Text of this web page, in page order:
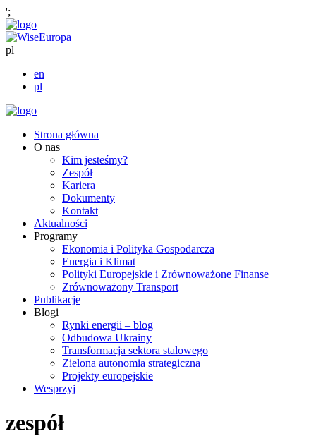
';
pl
en
pl
Strona główna
O nas
Kim jesteśmy?
Zespół
Kariera
Dokumenty
Kontakt
Aktualności
Programy
Ekonomia i Polityka Gospodarcza
Energia i Klimat
Polityki Europejskie i Zrównoważone Finanse
Zrównoważony Transport
Publikacje
Blogi
Rynki energii – blog
Odbudowa Ukrainy
Transformacja sektora stalowego
Zielona autonomia strategiczna
Projekty europejskie
Wesprzyj
zespół